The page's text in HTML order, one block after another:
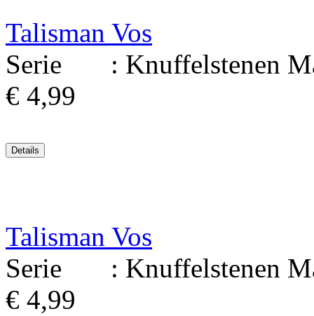
Talisman Vos
Serie : Knuffelstenen
€ 4,99
Talisman Vos
Serie : Knuffelstenen
€ 4,99